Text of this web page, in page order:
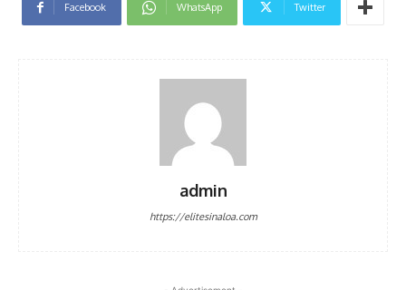
Facebook WhatsApp Twitter
admin
https://elitesinaloa.com